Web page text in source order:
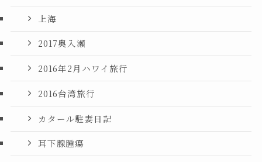
上海
2017奥入瀬
2016年2月ハワイ旅行
2016台湾旅行
カタール駐妻日記
耳下腺腫瘍